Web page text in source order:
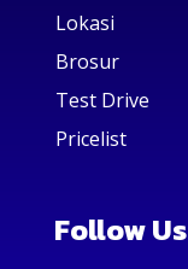
Lokasi
Brosur
Test Drive
Pricelist
Follow Us